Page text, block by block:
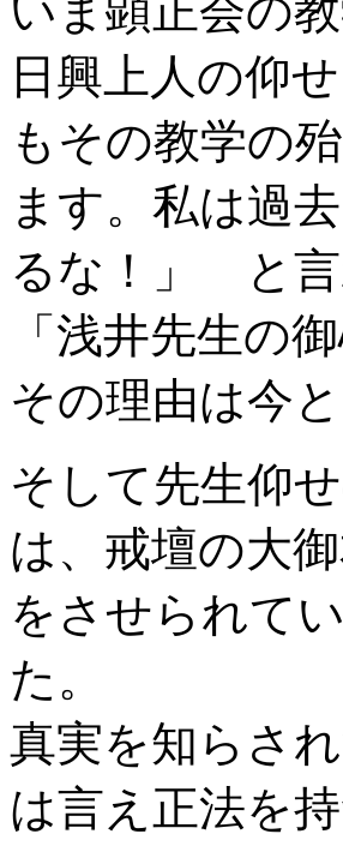
いま顕正会の
日興上人の仰
もその教学の
ます。私は過
るな！」 と言
「浅井先生
その理由は今
そして先生仰
は、戒壇の大
をさせられて
た。
真実を知らさ
は言え正法を